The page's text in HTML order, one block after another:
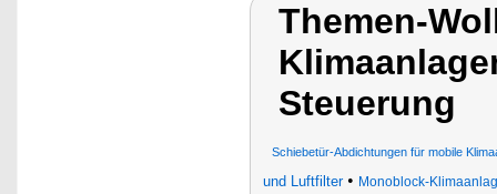
Themen-
Steuerung
Schiebetür-Abdichtungen für mobile
und Luftfilter• Monoblock-